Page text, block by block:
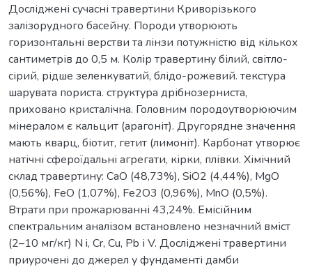
Досліджені сучасні травертини Криворізького
залізорудного басейну. Породи утворюють
горизонтальні верстви та лінзи потужністю від кількох
сантиметрів до 0,5 м. Колір травертину білий, світло-
сірий, рідше зеленкуватий, блідо-рожевий. текстура
шарувата пориста. структура дрібнозерниста,
приховано кристалічна. Головним породоутворюючим
мінералом є кальцит (арагоніт). Другорядне значення
мають кварц, біотит, гетит (лимоніт). Карбонат утворює
натічні сфероїдальні агрегати, кірки, плівки. Хімічний
склад травертину: CaO (48,73%), SiO2 (4,44%), MgO
(0,56%), FeO (1,07%), Fe2O3 (0,96%), MnO (0,5%).
Втрати при прожарюванні 43,24%. Емісійним
спектральним аналізом встановлено незначний вміст
(2–10 мг/кг) N i, Cr, Cu, Pb і V. Досліджені травертини
приурочені до джерел у фундаменті дамби